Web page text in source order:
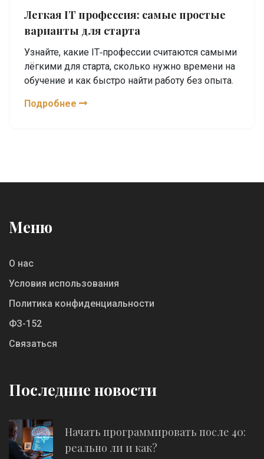
Легкая IT профессия: самые простые
варианты для старта
Узнайте, какие IT‑профессии считаются самыми
лёгкими для старта, сколько нужно времени на
обучение и как быстро найти работу без опыта.
Подробнее
Меню
О нас
Условия использования
Политика конфиденциальности
ФЗ-152
Связаться
Последние новости
Начать программировать после 40:
реально ли и как?